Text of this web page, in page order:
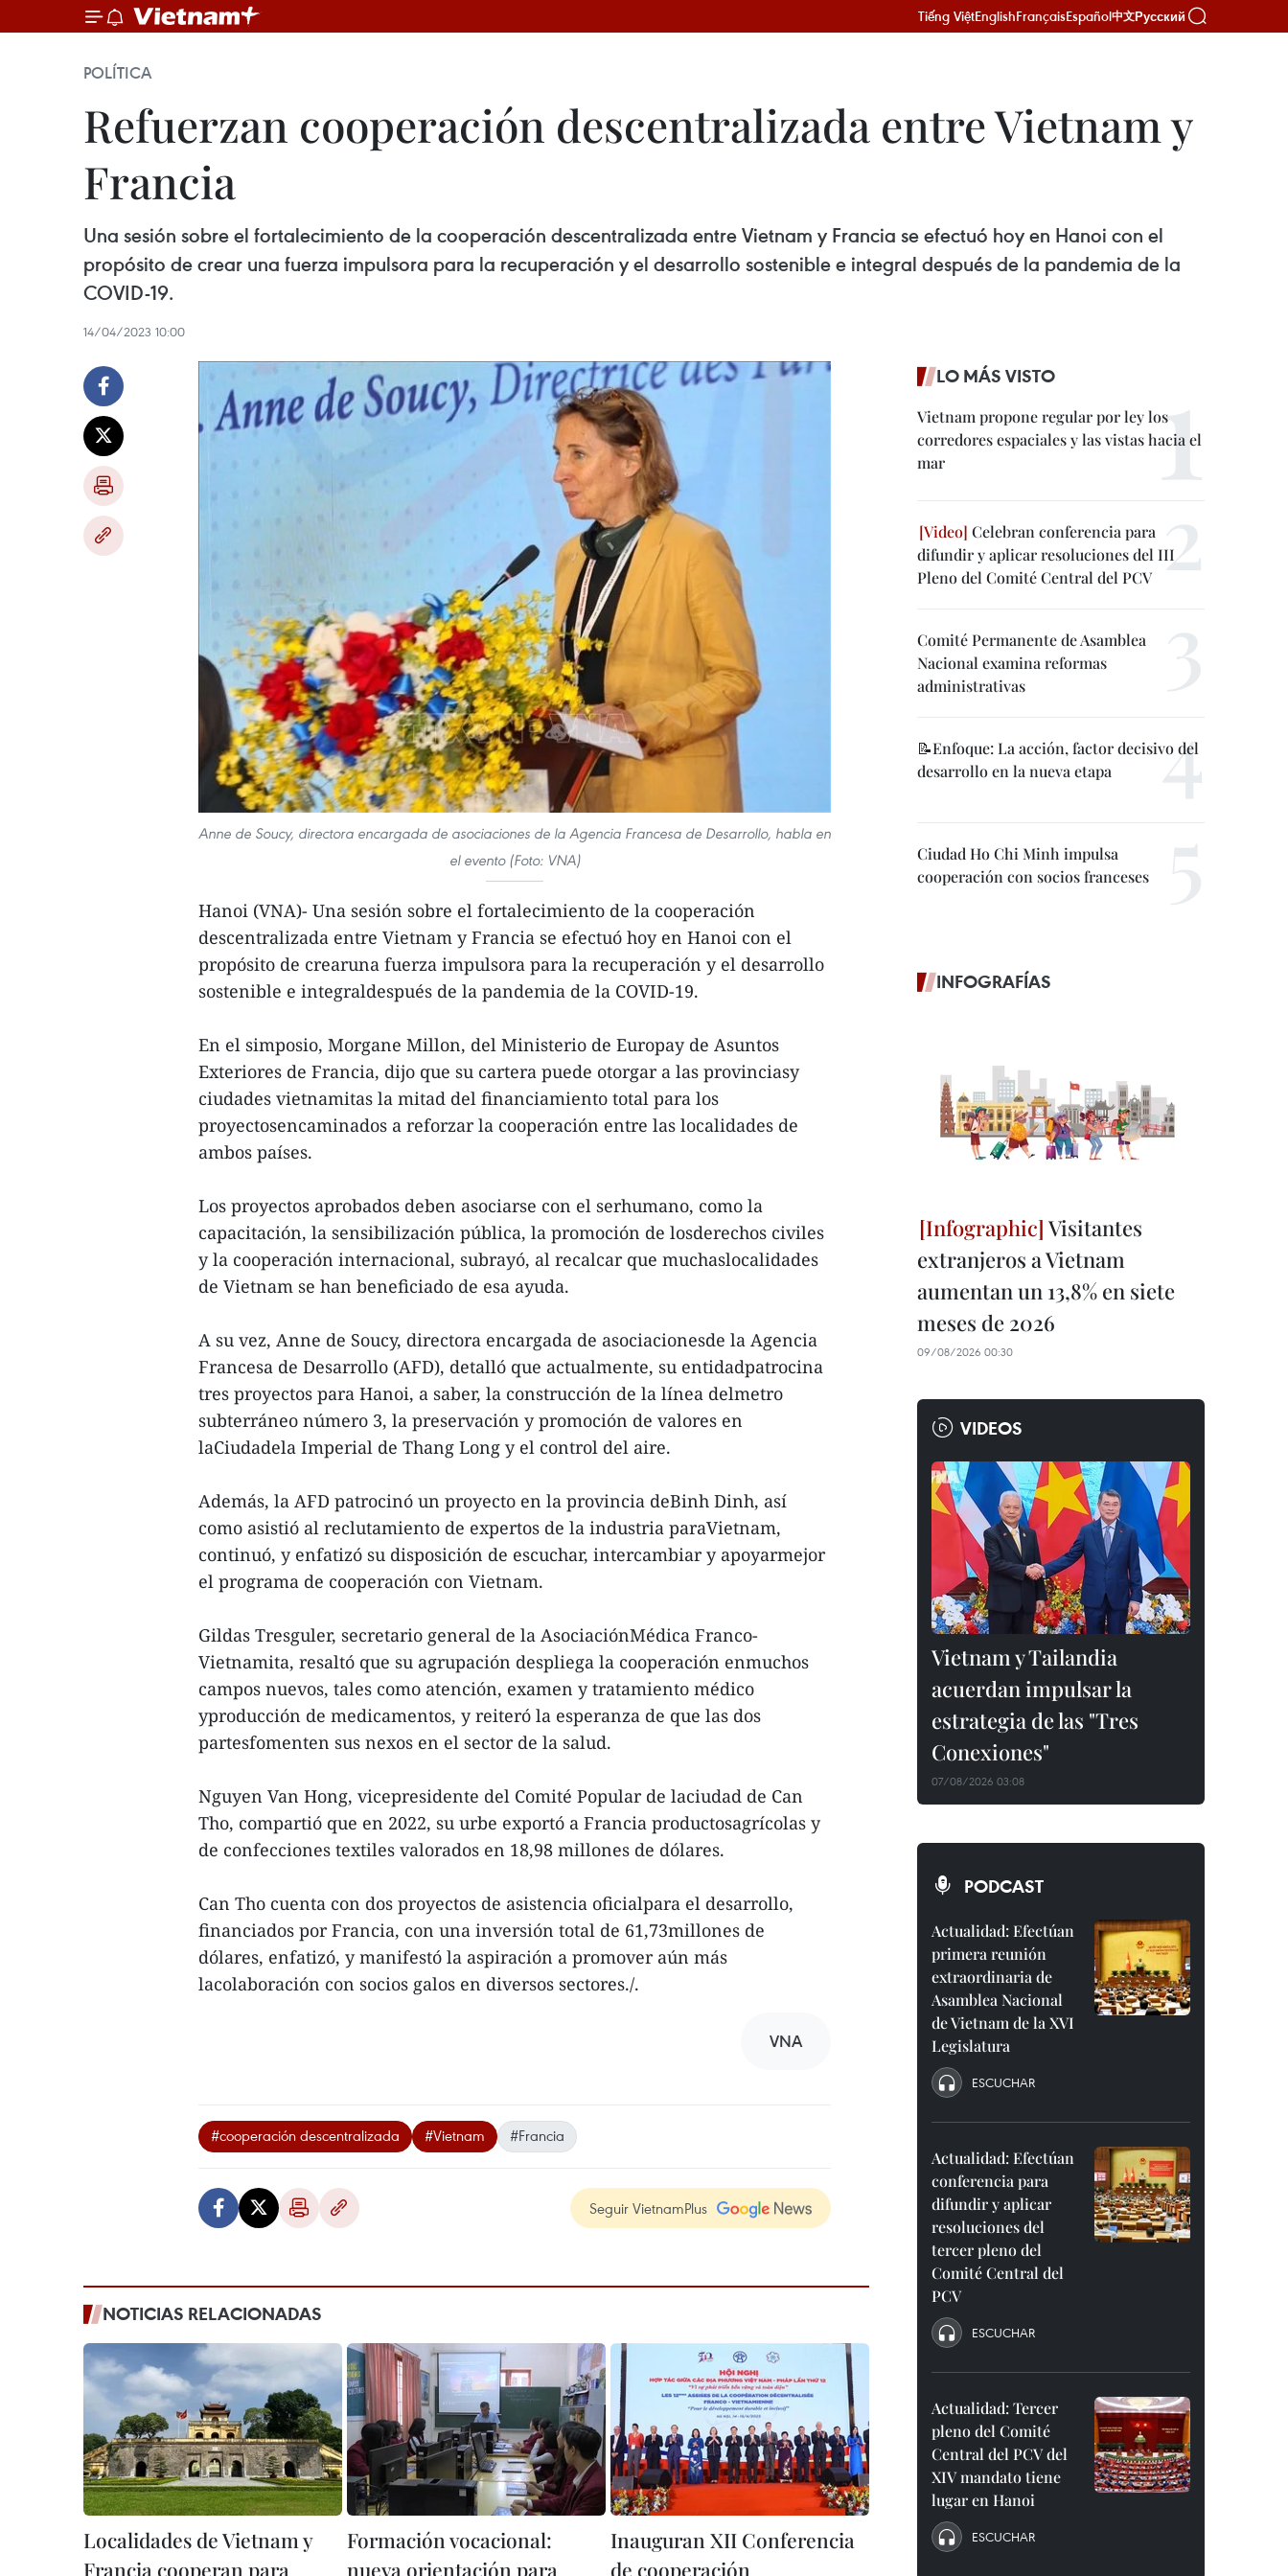
Tiếng ViệtEnglishFrançaisEspañol中文Русский
POLÍTICA
Refuerzan cooperación descentralizada entre Vietnam y
Francia
Una sesión sobre el fortalecimiento de la cooperación descentralizada entre Vietnam y Francia se efectuó hoy en Hanoi con el
propósito de crear una fuerza impulsora para la recuperación y el desarrollo sostenible e integral después de la pandemia de la
COVID-19.
14/04/2023 10:00
Anne de Soucy, directora encargada de asociaciones de la Agencia Francesa de Desarrollo, habla en
el evento (Foto: VNA)
Hanoi (VNA)- Una sesión sobre el fortalecimiento de la cooperación
descentralizada entre Vietnam y Francia se efectuó hoy en Hanoi con el
propósito de crearuna fuerza impulsora para la recuperación y el desarrollo
sostenible e integraldespués de la pandemia de la COVID-19.
En el simposio, Morgane Millon, del Ministerio de Europay de Asuntos
Exteriores de Francia, dijo que su cartera puede otorgar a las provinciasy
ciudades vietnamitas la mitad del financiamiento total para los
proyectosencaminados a reforzar la cooperación entre las localidades de
ambos países.
Los proyectos aprobados deben asociarse con el serhumano, como la
capacitación, la sensibilización pública, la promoción de losderechos civiles
y la cooperación internacional, subrayó, al recalcar que muchaslocalidades
de Vietnam se han beneficiado de esa ayuda.
A su vez, Anne de Soucy, directora encargada de asociacionesde la Agencia
Francesa de Desarrollo (AFD), detalló que actualmente, su entidadpatrocina
tres proyectos para Hanoi, a saber, la construcción de la línea delmetro
subterráneo número 3, la preservación y promoción de valores en
laCiudadela Imperial de Thang Long y el control del aire.
Además, la AFD patrocinó un proyecto en la provincia deBinh Dinh, así
como asistió al reclutamiento de expertos de la industria paraVietnam,
continuó, y enfatizó su disposición de escuchar, intercambiar y apoyarmejor
el programa de cooperación con Vietnam.
Gildas Tresguler, secretario general de la AsociaciónMédica Franco-
Vietnamita, resaltó que su agrupación despliega la cooperación enmuchos
campos nuevos, tales como atención, examen y tratamiento médico
yproducción de medicamentos, y reiteró la esperanza de que las dos
partesfomenten sus nexos en el sector de la salud.
Nguyen Van Hong, vicepresidente del Comité Popular de laciudad de Can
Tho, compartió que en 2022, su urbe exportó a Francia productosagrícolas y
de confecciones textiles valorados en 18,98 millones de dólares.
Can Tho cuenta con dos proyectos de asistencia oficialpara el desarrollo,
financiados por Francia, con una inversión total de 61,73millones de
dólares, enfatizó, y manifestó la aspiración a promover aún más
lacolaboración con socios galos en diversos sectores./.
VNA
#cooperación descentralizada #Vietnam #Francia
Seguir VietnamPlus
NOTICIAS RELACIONADAS
Localidades de Vietnam y
Francia cooperan para
Formación vocacional:
nueva orientación para
Inauguran XII Conferencia
de cooperación
LO MÁS VISTO
Vietnam propone regular por ley los
corredores espaciales y las vistas hacia el
mar
Celebran conferencia para
difundir y aplicar resoluciones del III
Pleno del Comité Central del PCV
Comité Permanente de Asamblea
Nacional examina reformas
administrativas
📝Enfoque: La acción, factor decisivo del
desarrollo en la nueva etapa
Ciudad Ho Chi Minh impulsa
cooperación con socios franceses
INFOGRAFÍAS
Visitantes
extranjeros a Vietnam
aumentan un 13,8% en siete
meses de 2026
09/08/2026 00:30
VIDEOS
Vietnam y Tailandia
acuerdan impulsar la
estrategia de las "Tres
Conexiones"
07/08/2026 03:08
PODCAST
Actualidad: Efectúan
primera reunión
extraordinaria de
Asamblea Nacional
de Vietnam de la XVI
Legislatura
ESCUCHAR
Actualidad: Efectúan
conferencia para
difundir y aplicar
resoluciones del
tercer pleno del
Comité Central del
PCV
ESCUCHAR
Actualidad: Tercer
pleno del Comité
Central del PCV del
XIV mandato tiene
lugar en Hanoi
ESCUCHAR